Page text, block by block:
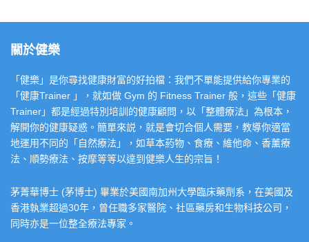
關於健樂
「健樂」是你尋找健康財富的好拍檔：我們不單能提供給你專業的
「健康Trainer 」，就如做 Gym 的 Fitness Trainer 般，這些「健康
Trainer」都是經過特別培訓的健康顧問，以「整體療法」為根本，
解開你的健康疑惑。簡單來説，就是會切合個人需要，教導你適當
地運用不同的「自然療法」，如草本葯物、食療、維他命、香薰療
法、順勢療法、按摩等等以達到健樂人生的宗旨！
茅菁華博士 (茅博士) 畢業於美國南加州大學臨床藥劑系，在美國及
香港執業超過30年，曾任職多家醫院、社區藥房和生物科技公司，
同時亦是一位整全療法專家。